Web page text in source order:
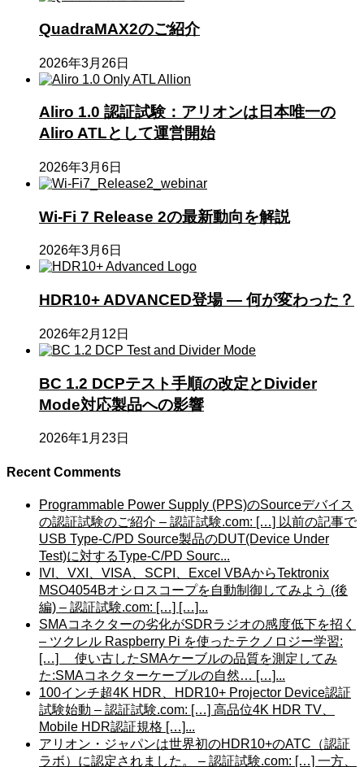
QuadraMAX2のご紹介
2026年3月26日
Aliro 1.0 認証試験：アリオンは日本唯一の
Aliro ATLとして運営開始
2026年3月6日
Wi-Fi 7 Release 2の最新動向を解説
2026年3月6日
HDR10+ ADVANCED登場 ― 何が変わった？
2026年2月12日
BC 1.2 DCPテスト手順の改定とDivider
Mode対応製品への影響
2026年1月23日
Recent Comments
Programmable Power Supply (PPS)のSourceデバイス
の認証試験のご紹介 – 認証試験.com: […] 以前の記事で
USB Type-C/PD Source製品のDUT(Device Under
Test)に対するType-C/PD Sourc...
IVI、VXI、VISA、SCPI、Excel VBAからTektronix
MSO4054Bオシロスコープを自動制御してみよう (後
編) – 認証試験.com: […] […]...
SMAコネクターの劣化がSDRラジオの感度低下を招く
– ツクレル Raspberry Pi を使ったテクノロジー学習:
[…] 使い古したSMAケーブルの品質を測定してみ
た:SMAコネクターケーブルの自然… […]...
100インチ超4K HDR、HDR10+ Projector Device認証
試験始動 – 認証試験.com: […] 高品位4K HDR TV、
Mobile HDR認証規格 […]...
アリオン・ジャパンは世界初のHDR10+のATC（認証
ラボ）に認定されました。 – 認証試験.com: […] 一方、